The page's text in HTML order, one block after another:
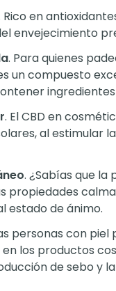
Rico en
envejecimiento
. Para quienes
un compuesto
. El CBD en
al estimular
. ¿Sabías que la
propiedades
estado de ánimo.
personas con
los productos
de sebo y